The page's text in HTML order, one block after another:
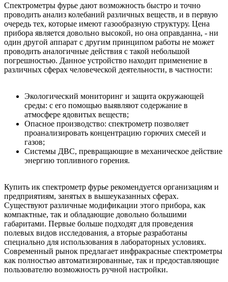
Спектрометры фурье дают возможность быстро и точно
проводить анализ колебаний различных веществ, и в первую
очередь тех, которые имеют газообразную структуру. Цена
прибора является довольно высокой, но она оправданна, - ни
один другой аппарат с другим принципом работы не может
проводить аналогичные действия с такой небольшой
погрешностью. Данное устройство находит применение в
различных сферах человеческой деятельности, в частности:
Экологический мониторинг и защита окружающей
среды: с его помощью выявляют содержание в
атмосфере ядовитых веществ;
Опасное производство: спектрометр позволяет
проанализировать концентрацию горючих смесей и
газов;
Системы ДВС, превращающие в механическое действие
энергию топливного горения.
Купить ик спектрометр фурье рекомендуется организациям и
предприятиям, занятых в вышеуказанных сферах.
Существуют различные модификации этого прибора, как
компактные, так и обладающие довольно большими
габаритами. Первые больше подходят для проведения
полевых видов исследования, а вторые разработаны
специально для использования в лабораторных условиях.
Современный рынок предлагает инфракрасные спектрометры
как полностью автоматизированные, так и предоставляющие
пользователю возможность ручной настройки.